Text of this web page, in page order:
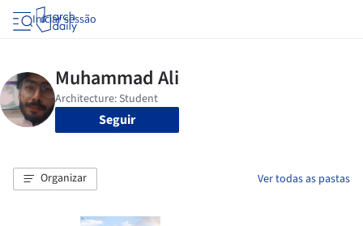
Iniciar sessão
Seguir
Organizar Ver todas as pastas